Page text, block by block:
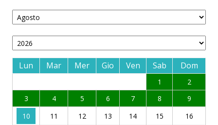
Lun Mar Mer Gio Ven Sab Dom
1
2
3
4 5 6 7 8
9
10
11 12 13 14 15
16